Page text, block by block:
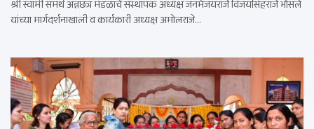
श्री स्वामी समर्थ अन्नछत्र मंडळाचे संस्थापक अध्यक्ष जनमेजयराजे विजयसिंहराजे भोसले
यांच्या मार्गदर्शनाखाली व कार्यकारी अध्यक्ष अमोलराजे…